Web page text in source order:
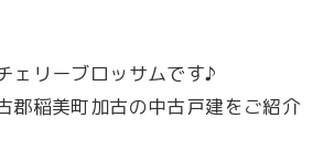
ェリーブロッサムです♪
郡稲美町加古の中古戸建をご紹介